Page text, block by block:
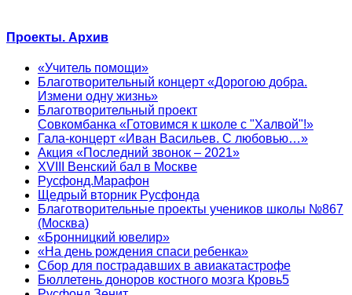
Проекты. Архив
«Учитель помощи»
Благотворительный концерт «Дорогою добра.
Измени одну жизнь»
Благотворительный проект
Совкомбанка «Готовимся к школе с "Халвой"!»
Гала-концерт «Иван Васильев. С любовью…»
Акция «Последний звонок – 2021»
XVIII Венский бал в Москве
Русфонд.Марафон
Щедрый вторник Русфонда
Благотворительные проекты учеников школы №867
(Москва)
«Бронницкий ювелир»
«На день рождения спаси ребенка»
Сбор для пострадавших в авиакатастрофе
Бюллетень доноров костного мозга Кровь5